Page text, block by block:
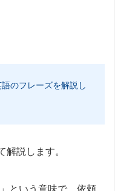
のフレーズを解説し
解説します。